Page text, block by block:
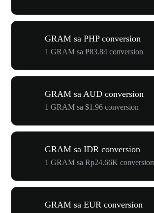
GRAM sa PHP conversion
1 GRAM sa ₱83.84 conversion
GRAM sa AUD conversion
1 GRAM sa $1.96 conversion
GRAM sa IDR conversion
1 GRAM sa Rp24.66K conversion
GRAM sa EUR conversion